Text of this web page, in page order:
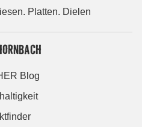
Platten. Dielen
Blog